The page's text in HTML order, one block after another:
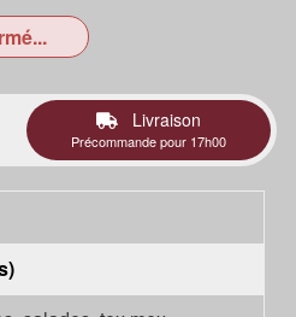
Livraison
Précommande pour 17h00